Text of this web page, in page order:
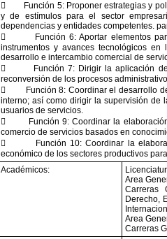

Función 5: Proponer estrategias y
y de estímulos para el sector
dependencias y entidades competentes.

Función 6: Aportar elementos
instrumentos y avances tecnológicos
desarrollo e intercambio comercial de

Función 7: Dirigir la aplicación
reconversión de los procesos

Función 8: Coordinar el desarrollo
interno; así como dirigir la supervisión de
usuarios de servicios.

Función 9: Coordinar la
comercio de servicios basados en

Función 10: Coordinar la
económico de los sectores productivos
Académicos:
Area
Carreras
Derecho,
Area
Carreras